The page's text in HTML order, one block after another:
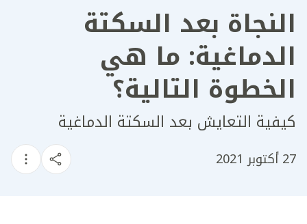
النجاة بعد السكتة
الدماغية: ما هي
الخطوة التالية؟
كيفية التعايش بعد السكتة الدماغية
27 أكتوبر 2021